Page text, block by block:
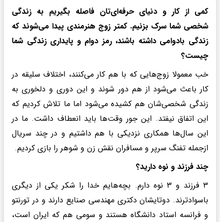
کمی از کار و دنیای حرفه‌ای‌تان فاصله بگیریم به زندگی
شخصی شما سرک بزنیم. کمتر زوج هنرمندی پیدا می‌شوند که
زندگی بادوامی داشته باشند، رمز دوام و پایداری زندگی شما
چیست؟
خب معمولا زوج‌هایی که با هم کار می‌کنند، اختلاف سلیقه در
کار باعث می‌شود از هم دور شوند و این دوری و دلخوری به
زندگی شخصی‌شان هم کشیده می‌شود اما ما تلاش کردیم که
این اتفاق نیفتد. این جور وقت‌ها باید انعطاف داشت. ما در
این سال‌ها همکاری نزدیکی با هم داشتیم و در چند سریال
ازجمله تفنگ سرپر و مسافران نقش زن و شوهر را بازی کردیم.
چند فرزند و نوه دارید؟
۳ فرزند و ۳ نوه دارم. بچه‌هایم خدا را شکر یکی از دیگری
باسوادترند. دوتایشان دکتری مهندسی صنایع دارند و در تورنتو
و فرانسه استاد دانشگاه هستند و سومی هم که ایران است،